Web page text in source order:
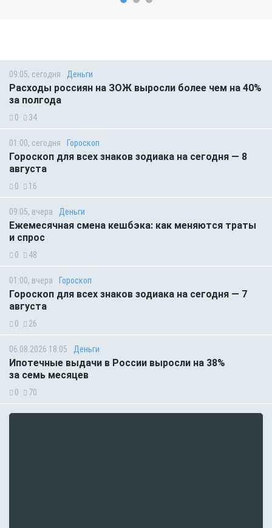
09:05, сегодня Деньги
Расходы россиян на ЗОЖ выросли более чем на 40%
за полгода
0 34
01:00, сегодня Гороскоп
Гороскоп для всех знаков зодиака на сегодня — 8
августа
0 16
09:05, вчера Деньги
Ежемесячная смена кешбэка: как меняются траты
и спрос
0 48
01:00, вчера Гороскоп
Гороскоп для всех знаков зодиака на сегодня — 7
августа
0 26
06.08.2026 18:05 Деньги
Ипотечные выдачи в России выросли на 38%
за семь месяцев
0 70